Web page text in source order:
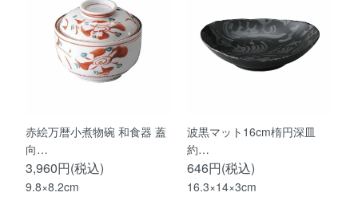
赤絵万暦小煮物碗 和食器 蓋
向…
3,960円(税込)
9.8×8.2cm
波黒マット16cm楕円深皿
約…
646円(税込)
16.3×14×3cm